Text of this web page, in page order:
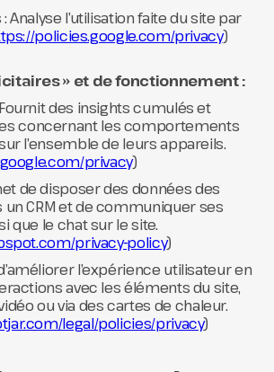
Analyse l’utilisation faite du site par
policies.google.com/privacy)
» et de fonctionnement :
des insights cumulés et
concernant les comportements
l’ensemble de leurs appareils.
privacy)
de disposer des données des
CRM et de communiquer ses
que le chat sur le site.
privacy-policy)
l’expérience utilisateur en
avec les éléments du site,
ou via des cartes de chaleur.
legal/policies/privacy)